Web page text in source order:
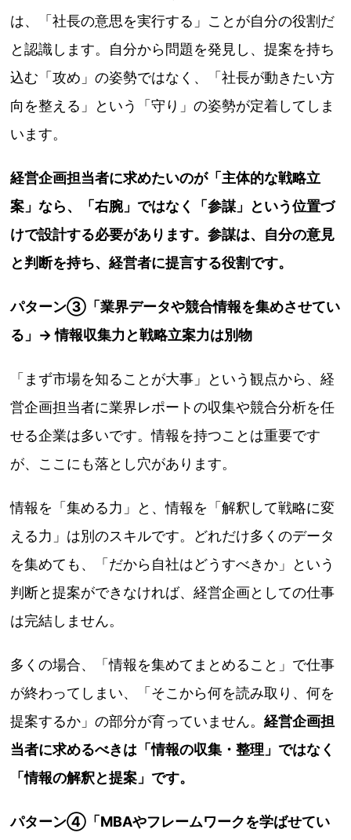
は、「社長の意思を実行する」ことが自分の役割だ
と認識します。自分から問題を発見し、提案を持ち
込む「攻め」の姿勢ではなく、「社長が動きたい方
向を整える」という「守り」の姿勢が定着してしま
います。
経営企画担当者に求めたいのが「主体的な戦略立
案」なら、「右腕」ではなく「参謀」という位置づ
けで設計する必要があります。参謀は、自分の意見
と判断を持ち、経営者に提言する役割です。
パターン③「業界データや競合情報を集めさせてい
る」→ 情報収集力と戦略立案力は別物
「まず市場を知ることが大事」という観点から、経
営企画担当者に業界レポートの収集や競合分析を任
せる企業は多いです。情報を持つことは重要です
が、ここにも落とし穴があります。
情報を「集める力」と、情報を「解釈して戦略に変
える力」は別のスキルです。どれだけ多くのデータ
を集めても、「だから自社はどうすべきか」という
判断と提案ができなければ、経営企画としての仕事
は完結しません。
多くの場合、「情報を集めてまとめること」で仕事
が終わってしまい、「そこから何を読み取り、何を
提案するか」の部分が育っていません。経営企画担
当者に求めるべきは「情報の収集・整理」ではなく
「情報の解釈と提案」です。
パターン④「MBAやフレームワークを学ばせてい